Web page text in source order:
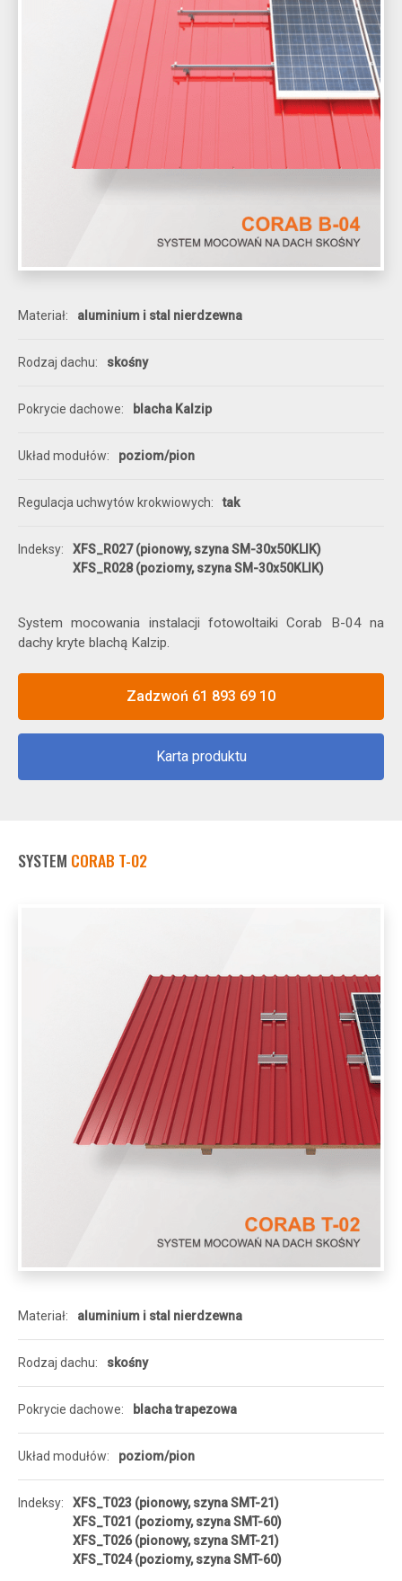
Materiał aluminium i stal nierdzewna
Rodzaj dachu skośny
Pokrycie dachowe blacha Kalzip
Układ modułów poziom/pion
Regulacja uchwytów krokwiowych tak
Indeksy
XFS_R027 (pionowy, szyna SM-30x50KLIK)
XFS_R028 (poziomy, szyna SM-30x50KLIK)
System mocowania instalacji fotowoltaiki Corab B-04 na
dachy kryte blachą Kalzip.
Zadzwoń 61 893 69 10
Karta produktu
SYSTEM CORAB T-02
Materiał aluminium i stal nierdzewna
Rodzaj dachu skośny
Pokrycie dachowe blacha trapezowa
Układ modułów poziom/pion
Indeksy
XFS_T023 (pionowy, szyna SMT-21)
XFS_T021 (poziomy, szyna SMT-60)
XFS_T026 (pionowy, szyna SMT-21)
XFS_T024 (poziomy, szyna SMT-60)